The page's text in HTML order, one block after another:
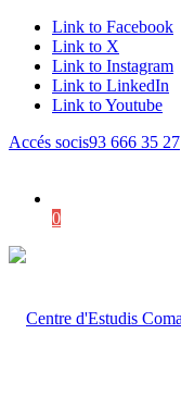
Link to Facebook
Link to X
Link to Instagram
Link to LinkedIn
Link to Youtube
Accés socis93 666 35 27
0